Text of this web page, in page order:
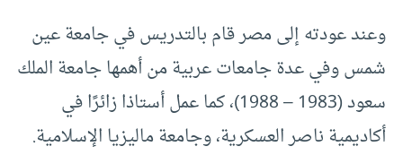
وعند عودته إلى مصر قام بالتدريس في جامعة عين
شمس وفي عدة جامعات عربية من أهمها جامعة الملك
سعود (1983 – 1988)، كما عمل أستاذا زائرًا في
أكاديمية ناصر العسكرية، وجامعة ماليزيا الإسلامية.